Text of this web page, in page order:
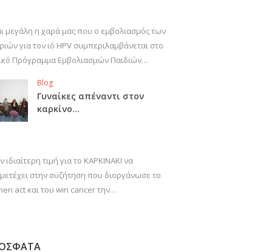
μεγάλη η χαρά μας που ο εμβολιασμός των
για τον ιό HPV συμπεριλαμβάνεται στο
Πρόγραμμα Εμβολιασμών Παιδιών…
Blog
Γυναίκες απέναντι στον
καρκίνο…
ιδιαίτερη τιμή για το ΚΑΡΚΙΝΑΚΙ να
στην συζήτηση που διοργάνωσε το
act και του win cancer την…